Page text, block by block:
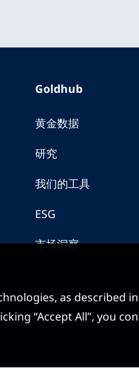
Goldhub
黄金数据
研究
我们的工具
ESG
市场洞察
as described
“Accept All”, you